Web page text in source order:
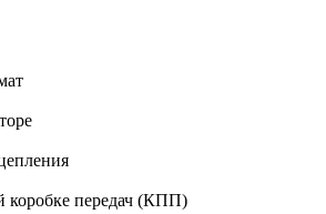
коробке передач (КПП)